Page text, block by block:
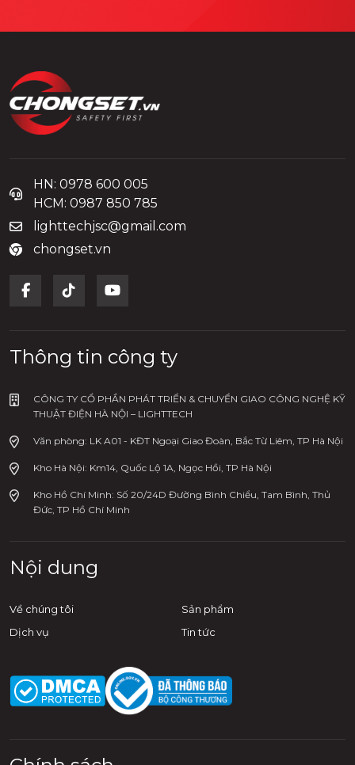
HN: 0978 600 005
HCM: 0987 850 785
lighttechjsc@gmail.com
chongset.vn
Thông tin công ty
CÔNG TY CỔ PHẦN PHÁT TRIỂN & CHUYỂN GIAO CÔNG NGHỆ KỸ
THUẬT ĐIỆN HÀ NỘI – LIGHTTECH
Văn phòng: LK A01 - KĐT Ngoại Giao Đoàn, Bắc Từ Liêm, TP Hà Nội
Kho Hà Nội: Km14, Quốc Lộ 1A, Ngọc Hồi, TP Hà Nội
Kho Hồ Chí Minh: Số 20/24D Đường Bình Chiểu, Tam Bình, Thủ
Đức, TP Hồ Chí Minh
Nội dung
Về chúng tôi
Sản phẩm
Dịch vụ
Tin tức